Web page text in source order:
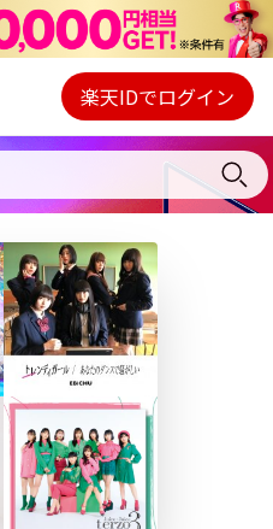
Webプレイヤー
ご契約内容の確認・変更
楽天IDでログイン